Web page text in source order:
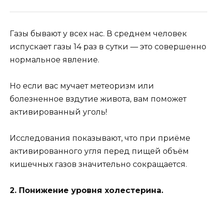
Газы бывают у всех нас. В среднем человек
испускает газы 14 раз в сутки — это совершенно
нормальное явление.
Но если вас мучает метеоризм или
болезненное вздутие живота, вам поможет
активированный уголь!
Исследования показывают, что при приёме
активированного угля перед пищей объём
кишечных газов значительно сокращается.
2. Понижение уровня холестерина.